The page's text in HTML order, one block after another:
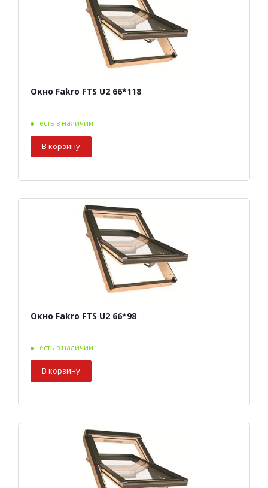
Окно Fakro FTS U2 66*118
есть в наличии
В корзину
Окно Fakro FTS U2 66*98
есть в наличии
В корзину